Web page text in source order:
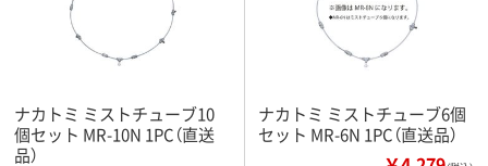
ナカトミ ミストチューブ10
個セット MR-10N 1PC（直送
品）
ナカトミ ミストチューブ6個
セット MR-6N 1PC（直送品）